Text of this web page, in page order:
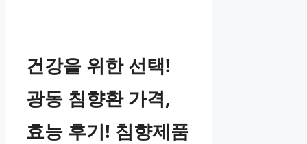
건강을 위한 선택!
광동 침향환 가격,
효능 후기! 침향제품